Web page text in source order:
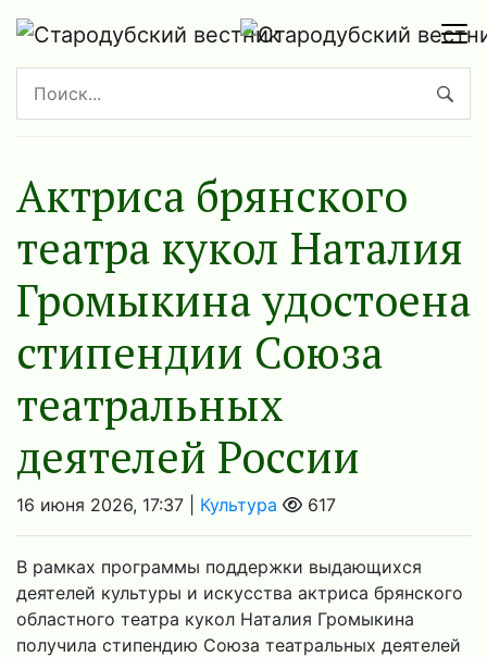
Актриса брянского
театра кукол Наталия
Громыкина удостоена
стипендии Союза
театральных
деятелей России
16 июня 2026, 17:37 | Культура 617
В рамках программы поддержки выдающихся
деятелей культуры и искусства актриса брянского
областного театра кукол Наталия Громыкина
получила стипендию Союза театральных деятелей